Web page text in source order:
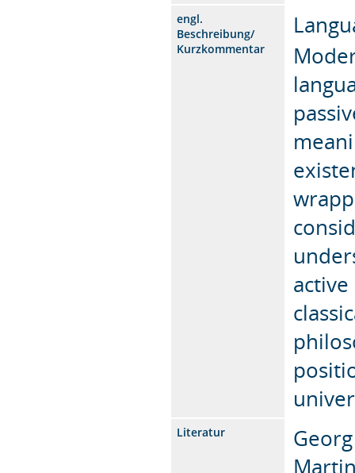
engl.
Beschreibung/
Kurzkommentar
Literatur